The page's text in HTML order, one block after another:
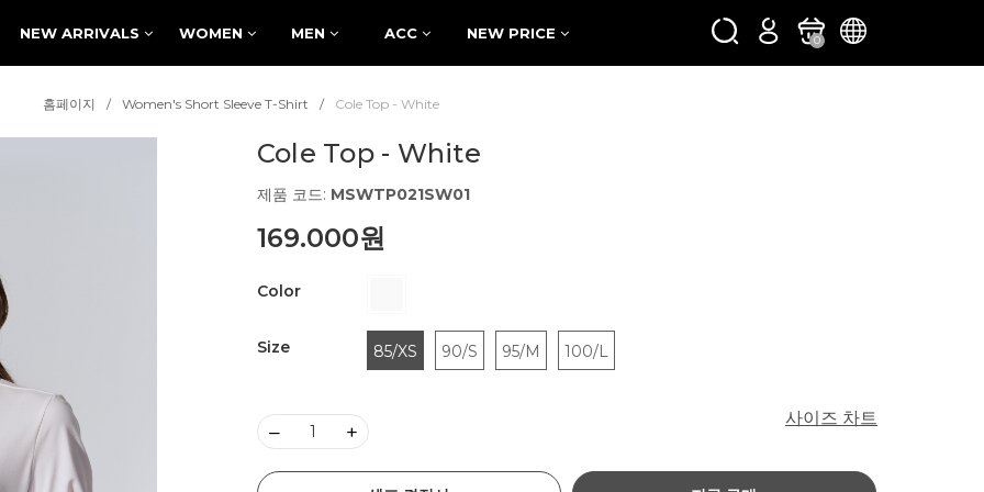
NEW ARRIVALS WOMEN MEN ACC NEW PRICE 0
홈페이지 Women's Short Sleeve T-Shirt Cole Top - White
Cole Top - White
제품 코드: MSWTP021SW01
169.000원
Color
Size 85/XS 90/S 95/M 100/L
사이즈 차트
– +